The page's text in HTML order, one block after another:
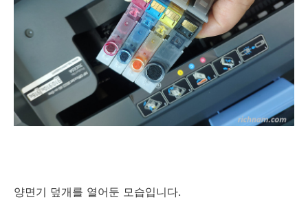
양면기 덮개를 열어둔 모습입니다.